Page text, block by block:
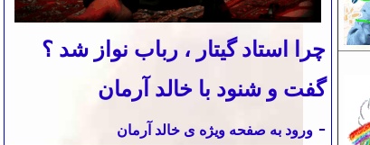
چرا استاد گیتار ، رباب نواز شد ؟
گفت و شنود با خالد آرمان
- ورود به صفحه ویژه ی خالد آرمان